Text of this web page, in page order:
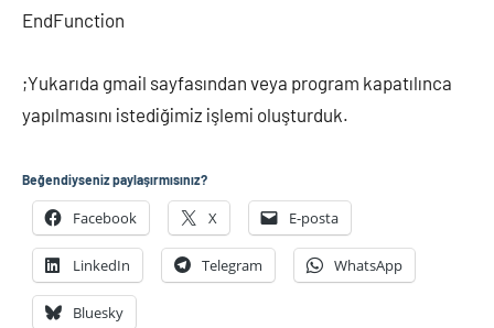
EndFunction
;Yukarıda gmail sayfasından veya program kapatılınca
yapılmasını istediğimiz işlemi oluşturduk.
Beğendiyseniz paylaşırmısınız?
Facebook X E-posta
LinkedIn Telegram WhatsApp
Bluesky